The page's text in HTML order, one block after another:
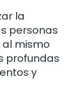
la
personas
al mismo
profundas
y